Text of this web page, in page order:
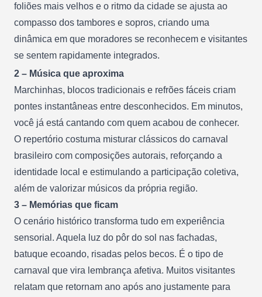
foliões mais velhos e o ritmo da cidade se ajusta ao
compasso dos tambores e sopros, criando uma
dinâmica em que moradores se reconhecem e visitantes
se sentem rapidamente integrados.
2 – Música que aproxima
Marchinhas, blocos tradicionais e refrões fáceis criam
pontes instantâneas entre desconhecidos. Em minutos,
você já está cantando com quem acabou de conhecer.
O repertório costuma misturar clássicos do carnaval
brasileiro com composições autorais, reforçando a
identidade local e estimulando a participação coletiva,
além de valorizar músicos da própria região.
3 – Memórias que ficam
O cenário histórico transforma tudo em experiência
sensorial. Aquela luz do pôr do sol nas fachadas,
batuque ecoando, risadas pelos becos. É o tipo de
carnaval que vira lembrança afetiva. Muitos visitantes
relatam que retornam ano após ano justamente para